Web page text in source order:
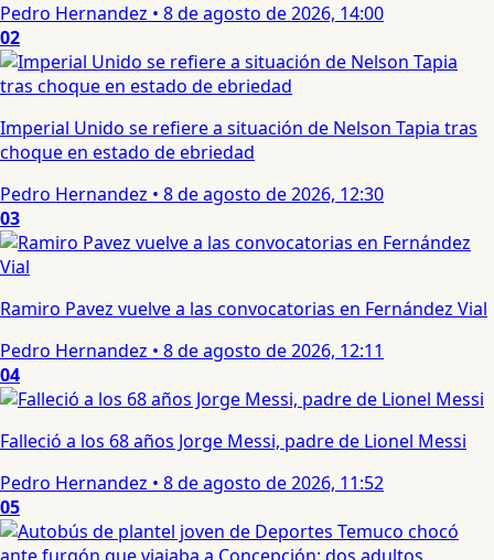
Pedro Hernandez • 8 de agosto de 2026, 14:00
02
Imperial Unido se refiere a situación de Nelson Tapia tras
choque en estado de ebriedad
Pedro Hernandez • 8 de agosto de 2026, 12:30
03
Ramiro Pavez vuelve a las convocatorias en Fernández Vial
Pedro Hernandez • 8 de agosto de 2026, 12:11
04
Falleció a los 68 años Jorge Messi, padre de Lionel Messi
Pedro Hernandez • 8 de agosto de 2026, 11:52
05